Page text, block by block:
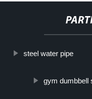
steel water pipe
gym dumbbell